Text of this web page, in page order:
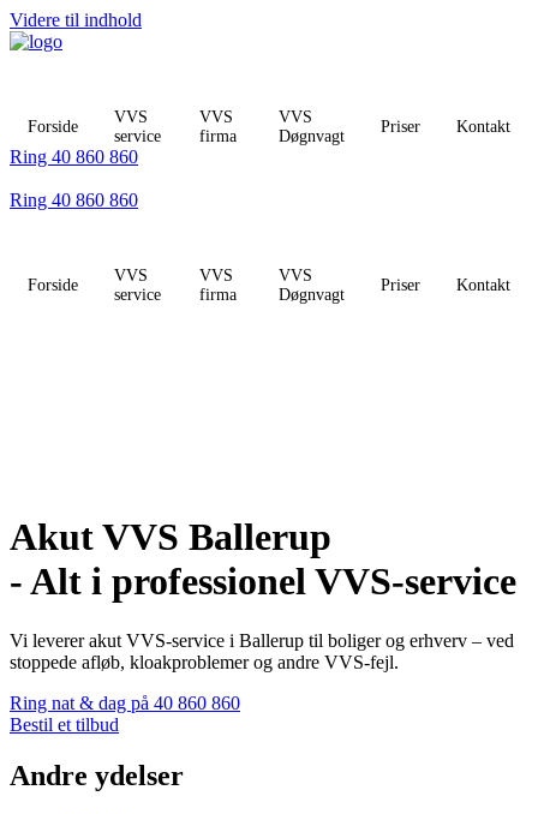
Videre til indhold
Forside
VVS
service
VVS
firma
VVS
Døgnvagt
Priser Kontakt
Ring 40 860 860
Ring 40 860 860
Forside
VVS
service
VVS
firma
VVS
Døgnvagt
Priser Kontakt
Akut VVS Ballerup
- Alt i professionel VVS-service
Vi leverer akut VVS-service i Ballerup til boliger og erhverv – ved
stoppede afløb, kloakproblemer og andre VVS-fejl.
Ring nat & dag på 40 860 860
Bestil et tilbud
Andre ydelser